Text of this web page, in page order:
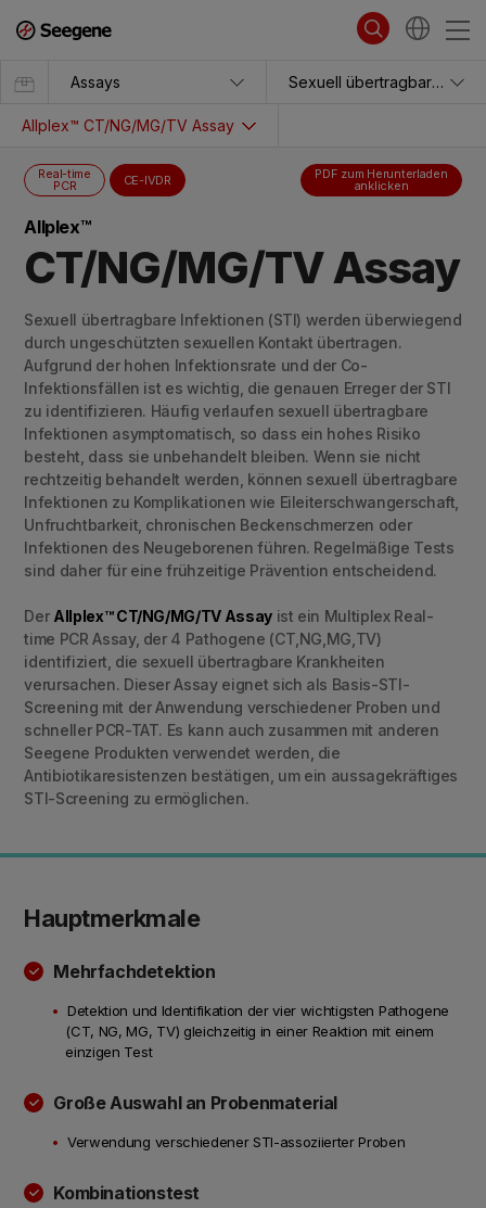
Assays Sexuell übertragbare Krankheiten
Allplex™ CT/NG/MG/TV Assay
Real-time
PCR CE-IVDR PDF zum Herunterladen
anklicken
Allplex™
CT/NG/MG/TV Assay
Sexuell übertragbare Infektionen (STI) werden überwiegend
durch ungeschützten sexuellen Kontakt übertragen.
Aufgrund der hohen Infektionsrate und der Co-
Infektionsfällen ist es wichtig, die genauen Erreger der STI
zu identifizieren. Häufig verlaufen sexuell übertragbare
Infektionen asymptomatisch, so dass ein hohes Risiko
besteht, dass sie unbehandelt bleiben. Wenn sie nicht
rechtzeitig behandelt werden, können sexuell übertragbare
Infektionen zu Komplikationen wie Eileiterschwangerschaft,
Unfruchtbarkeit, chronischen Beckenschmerzen oder
Infektionen des Neugeborenen führen. Regelmäßige Tests
sind daher für eine frühzeitige Prävention entscheidend.
Der Allplex™ CT/NG/MG/TV Assayist ein Multiplex Real-
time PCR Assay, der 4 Pathogene (CT,NG,MG,TV)
identifiziert, die sexuell übertragbare Krankheiten
verursachen. Dieser Assay eignet sich als Basis-STI-
Screening mit der Anwendung verschiedener Proben und
schneller PCR-TAT. Es kann auch zusammen mit anderen
Seegene Produkten verwendet werden, die
Antibiotikaresistenzen bestätigen, um ein aussagekräftiges
STI-Screening zu ermöglichen.
Hauptmerkmale
Mehrfachdetektion
Detektion und Identifikation der vier wichtigsten Pathogene
(CT, NG, MG, TV) gleichzeitig in einer Reaktion mit einem
einzigen Test
Große Auswahl an Probenmaterial
Verwendung verschiedener STI-assoziierter Proben
Kombinationstest